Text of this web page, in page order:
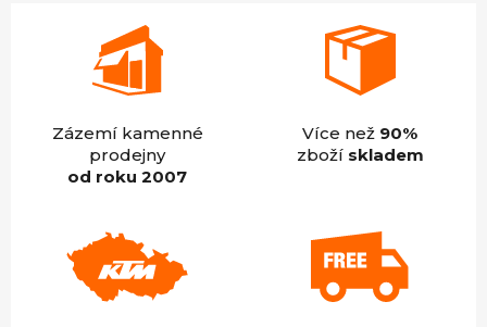
Zázemí kamenné
prodejny
od roku 2007
Více než 90%
zboží skladem